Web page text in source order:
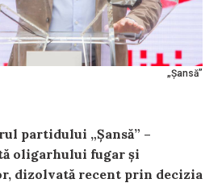
„Șansă”
partidului „Șansă” –
oligarhului fugar și
dizolvată recent prin decizia